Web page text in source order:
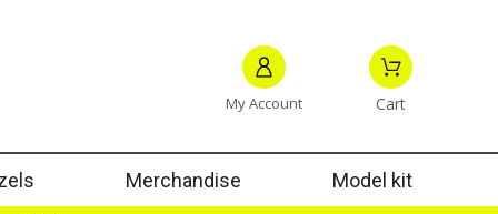
My Account Cart
Merchandise
Model kit